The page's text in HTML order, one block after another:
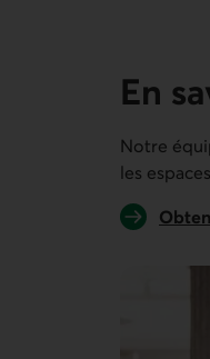
En
Notre
les